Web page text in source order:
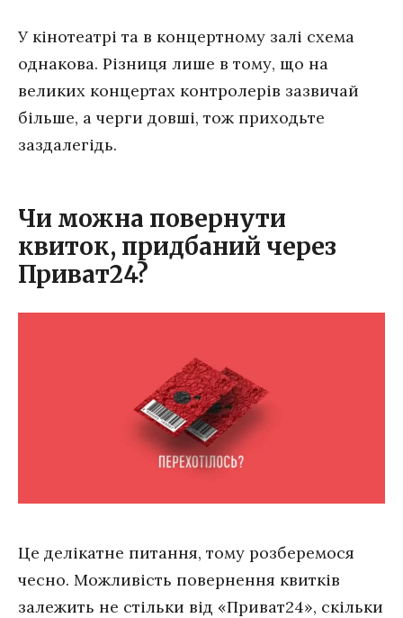
У кінотеатрі та в концертному залі схема
однакова. Різниця лише в тому, що на
великих концертах контролерів зазвичай
більше, а черги довші, тож приходьте
заздалегідь.
Чи можна повернути
квиток, придбаний через
Приват24?
Це делікатне питання, тому розберемося
чесно. Можливість повернення квитків
залежить не стільки від «Приват24», скільки